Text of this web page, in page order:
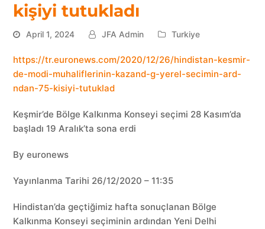
kişiyi tutukladı
April 1, 2024 JFA Admin Turkiye
https://tr.euronews.com/2020/12/26/hindistan-kesmir-
de-modi-muhaliflerinin-kazand-g-yerel-secimin-ard-
ndan-75-kisiyi-tutuklad
Keşmir’de Bölge Kalkınma Konseyi seçimi 28 Kasım’da
başladı 19 Aralık’ta sona erdi
By euronews
Yayınlanma Tarihi 26/12/2020 – 11:35
Hindistan’da geçtiğimiz hafta sonuçlanan Bölge
Kalkınma Konseyi seçiminin ardından Yeni Delhi